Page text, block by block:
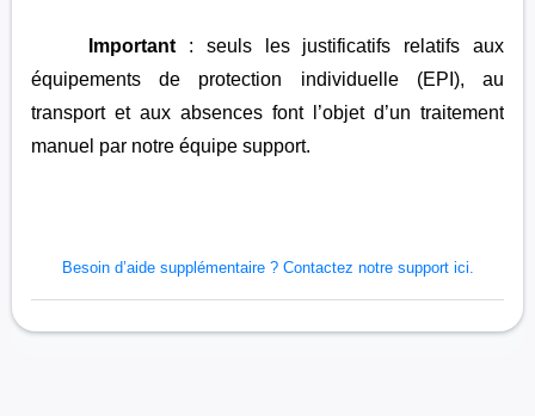
Important : seuls les justificatifs relatifs aux
équipements de protection individuelle (EPI), au
transport et aux absences font l’objet d’un traitement
manuel par notre équipe support.
Besoin d’aide supplémentaire ? Contactez notre support ici.